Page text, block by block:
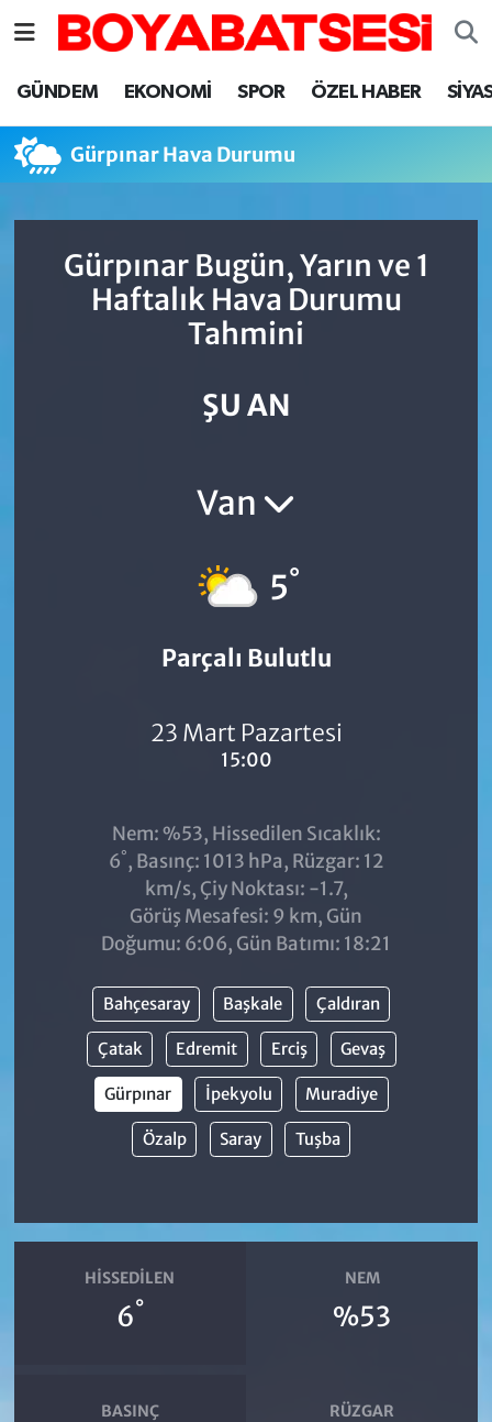
GÜNDEM EKONOMİ SPOR ÖZEL HABER
Gürpınar Hava Durumu
Gürpınar Bugün, Yarın ve 1
Haftalık Hava Durumu
Tahmini
ŞU AN
Van
5°
Parçalı Bulutlu
23 Mart Pazartesi
15:00
Nem: %53, Hissedilen Sıcaklık:
6°, Basınç: 1013 hPa, Rüzgar: 12
km/s, Çiy Noktası: -1.7,
Görüş Mesafesi: 9 km, Gün
Doğumu: 6:06, Gün Batımı: 18:21
Bahçesaray Başkale Çaldıran
Çatak Edremit Erciş Gevaş
Gürpınar İpekyolu Muradiye
Özalp Saray Tuşba
HISSEDILEN
6°
NEM
%53
BASINÇ RÜZGAR
Sinop Nöbetçi Eczaneler
Sinop Hava Durumu
Sinop Trafik Yoğunluk Haritası
Süper Lig Puan Durumu ve Fikstür
Son Dakika Haberleri